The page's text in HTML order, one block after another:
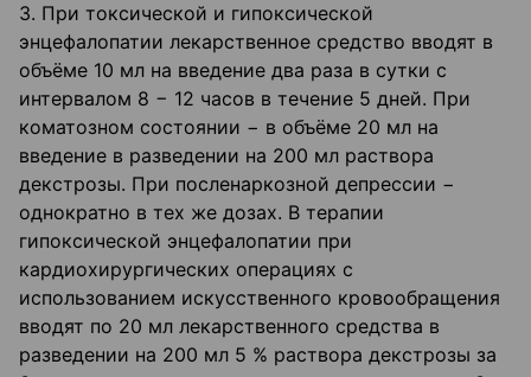
3. При токсической и гипоксической
энцефалопатии лекарственное средство вводят в
объёме 10 мл на введение два раза в сутки с
интервалом 8 − 12 часов в течение 5 дней. При
коматозном состоянии − в объёме 20 мл на
введение в разведении на 200 мл раствора
декстрозы. При посленаркозной депрессии −
однократно в тех же дозах. В терапии
гипоксической энцефалопатии при
кардиохирургических операциях с
использованием искусственного кровообращения
вводят по 20 мл лекарственного средства в
разведении на 200 мл 5 % раствора декстрозы за